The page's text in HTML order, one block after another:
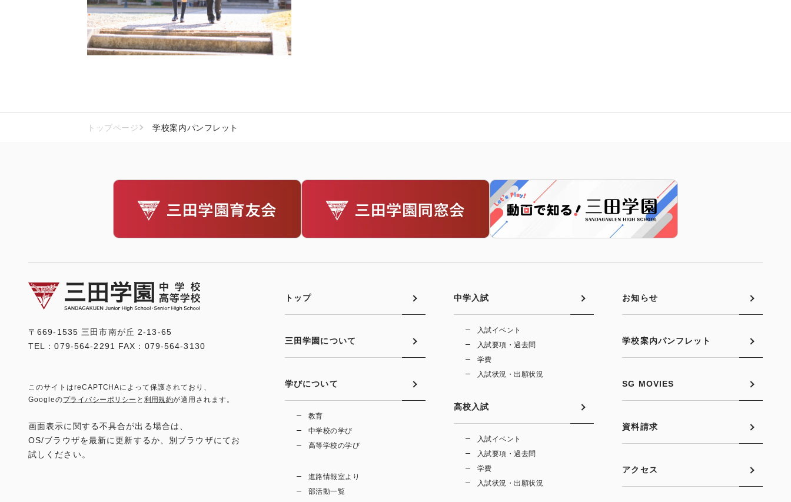
トップページ 学校案内パンフレット
〒669-1535 三田市南が丘 2-13-65
TEL：079-564-2291 FAX：079-564-3130
このサイトはreCAPTCHAによって保護されており、
Googleのプライバシーポリシー と 利用規約が適用されます。
画面表示に関する不具合が出る場合は、
OS/ブラウザを最新に更新するか、別ブラウザにてお
試しください。
トップ
三田学園について
学びについて
教育
中学校の学び
高等学校の学び
進路情報室より
部活動一覧
中学入試
入試イベント
入試要項・過去問
学費
入試状況・出願状況
高校入試
入試イベント
入試要項・過去問
学費
入試状況・出願状況
お知らせ
学校案内パンフレット
SG MOVIES
資料請求
アクセス